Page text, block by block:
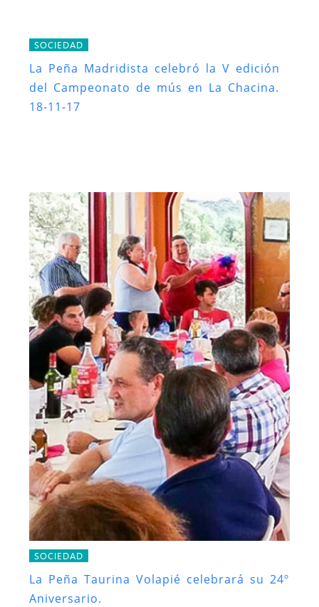
SOCIEDAD
La Peña Madridista celebró la V edición
del Campeonato de mús en La Chacina.
18-11-17
SOCIEDAD
La Peña Taurina Volapié celebrará su 24º
Aniversario.